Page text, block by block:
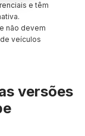
e têm
não devem
veículos
versões